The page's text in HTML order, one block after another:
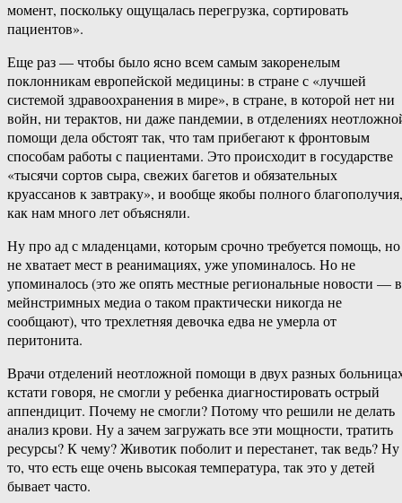
момент, поскольку ощущалась перегрузка, сортировать
пациентов».
Еще раз — чтобы было ясно всем самым закоренелым
поклонникам европейской медицины: в стране с «лучшей
системой здравоохранения в мире», в стране, в которой нет ни
войн, ни терактов, ни даже пандемии, в отделениях
помощи дела обстоят так, что там прибегают к фронтовым
способам работы с пациентами. Это происходит в государстве
«тысячи сортов сыра, свежих багетов и обязательных
круассанов к завтраку», и вообще якобы полного благополучия,
как нам много лет объясняли.
Ну про ад с младенцами, которым срочно требуется помощь, но
не хватает мест в реанимациях, уже упоминалось. Но не
упоминалось (это же опять местные региональные новости — в
мейнстримных медиа о таком практически никогда не
сообщают), что трехлетняя девочка едва не умерла от
перитонита.
Врачи отделений неотложной помощи в двух разных
кстати говоря, не смогли у ребенка диагностировать острый
аппендицит. Почему не смогли? Потому что решили не делать
анализ крови. Ну а зачем загружать все эти мощности, тратить
ресурсы? К чему? Животик поболит и перестанет, так ведь? Ну
то, что есть еще очень высокая температура, так это у детей
бывает часто.